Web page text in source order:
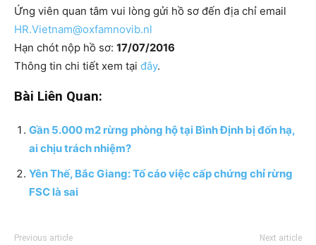
Ứng viên quan tâm vui lòng gửi hồ sơ đến địa chỉ email
HR.Vietnam@oxfamnovib.nl
Hạn chót nộp hồ sơ: 17/07/2016
Thông tin chi tiết xem tại đây.
Bài Liên Quan:
Gần 5.000 m2 rừng phòng hộ tại Bình Định bị đốn hạ,
ai chịu trách nhiệm?
Yên Thế, Bắc Giang: Tố cáo việc cấp chứng chỉ rừng
FSC là sai
Previous article Next article